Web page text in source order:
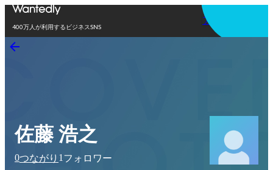
400万人が利用するビジネスSNS
アプリを使う
佐藤 浩之
0つながり 1 フォロワー